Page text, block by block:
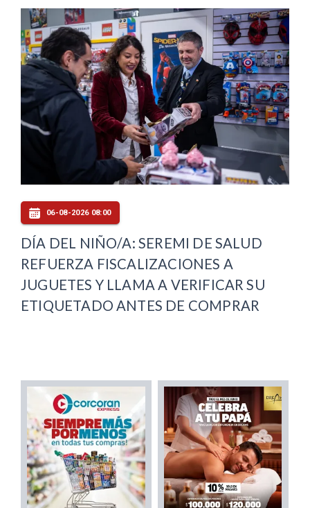
06-08-2026 08:00
DÍA DEL NIÑO/A: SEREMI DE SALUD
REFUERZA FISCALIZACIONES A
JUGUETES Y LLAMA A VERIFICAR SU
ETIQUETADO ANTES DE COMPRAR